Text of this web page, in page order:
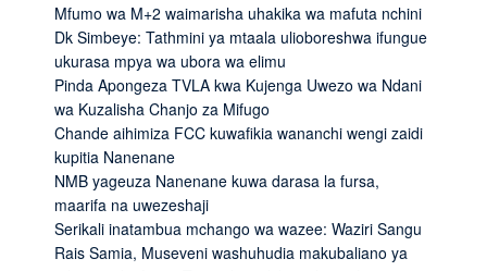
Mfumo wa M+2 waimarisha uhakika wa mafuta nchini
Dk Simbeye: Tathmini ya mtaala ulioboreshwa ifungue
ukurasa mpya wa ubora wa elimu
Pinda Apongeza TVLA kwa Kujenga Uwezo wa Ndani
wa Kuzalisha Chanjo za Mifugo
Chande aihimiza FCC kuwafikia wananchi wengi zaidi
kupitia Nanenane
NMB yageuza Nanenane kuwa darasa la fursa,
maarifa na uwezeshaji
Serikali inatambua mchango wa wazee: Waziri Sangu
Rais Samia, Museveni washuhudia makubaliano ya